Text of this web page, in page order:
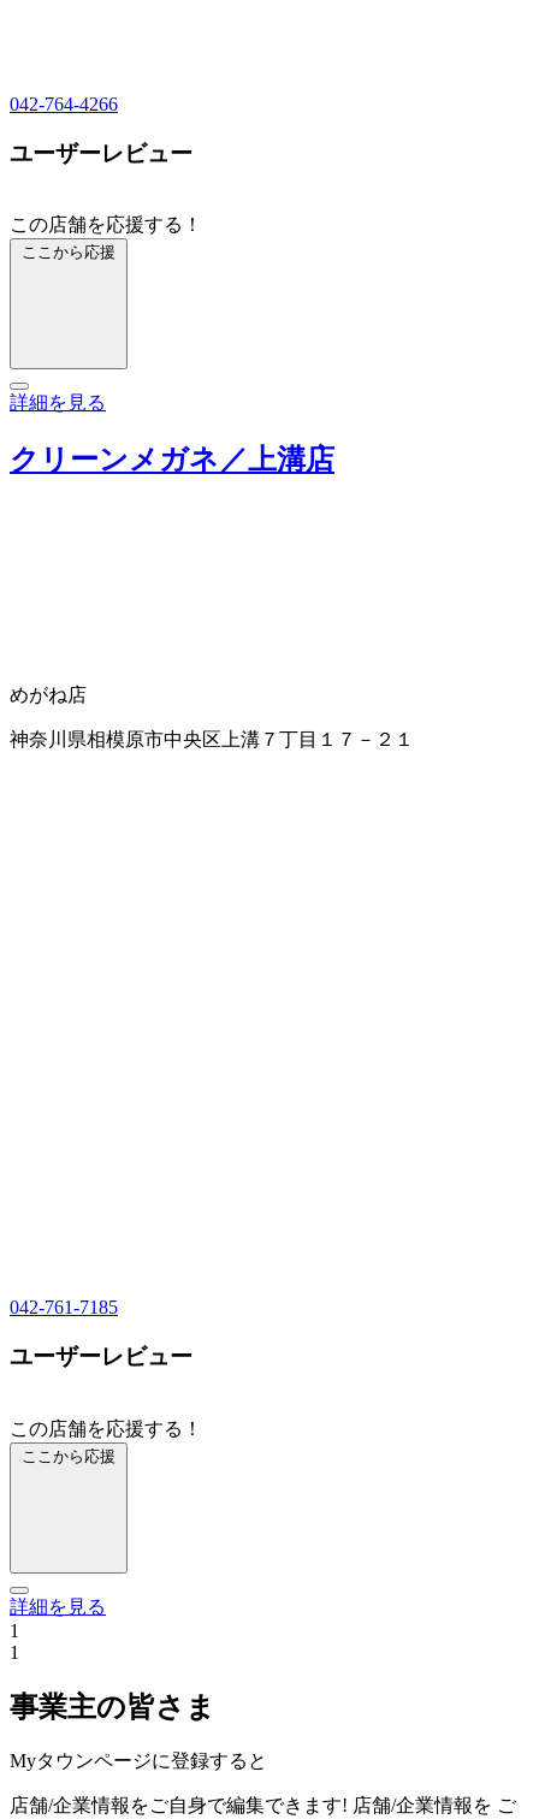
042-764-4266
ユーザーレビュー
この店舗を応援する！
ここから応援
詳細を見る
クリーンメガネ／上溝店
めがね店
神奈川県相模原市中央区上溝７丁目１７－２１
042-761-7185
ユーザーレビュー
この店舗を応援する！
ここから応援
詳細を見る
1
1
事業主の皆さま
Myタウンページに登録すると
店舗/企業情報をご自身で編集できます! 店舗/企業情報を ご